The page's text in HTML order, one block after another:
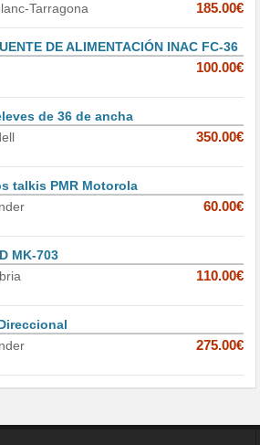
Tarragona
185.00€
DE ALIMENTACIÓN INAC FC-36
100.00€
de 36 de ancha
350.00€
talkis PMR Motorola
60.00€
MK-703
110.00€
275.00€